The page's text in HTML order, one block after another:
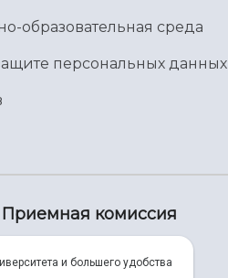
образовательная среда
персональных данных
Приемная комиссия
и большего удобства